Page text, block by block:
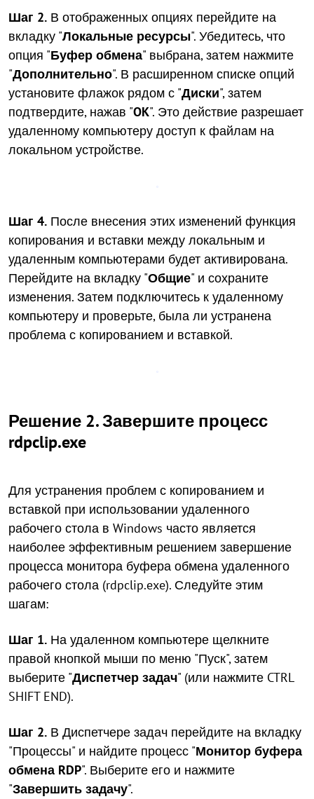
Шаг 2. В отображенных опциях перейдите на
вкладку "Локальные ресурсы". Убедитесь, что
опция "Буфер обмена" выбрана, затем нажмите
"Дополнительно". В расширенном списке опций
установите флажок рядом с "Диски", затем
подтвердите, нажав "OK". Это действие разрешает
удаленному компьютеру доступ к файлам на
локальном устройстве.
Шаг 4. После внесения этих изменений функция
копирования и вставки между локальным и
удаленным компьютерами будет активирована.
Перейдите на вкладку "Общие" и сохраните
изменения. Затем подключитесь к удаленному
компьютеру и проверьте, была ли устранена
проблема с копированием и вставкой.
Решение 2. Завершите процесс
rdpclip.exe
Для устранения проблем с копированием и
вставкой при использовании удаленного
рабочего стола в Windows часто является
наиболее эффективным решением завершение
процесса монитора буфера обмена удаленного
рабочего стола (rdpclip.exe). Следуйте этим
шагам:
Шаг 1. На удаленном компьютере щелкните
правой кнопкой мыши по меню "Пуск", затем
выберите "Диспетчер задач" (или нажмите CTRL
SHIFT END).
Шаг 2. В Диспетчере задач перейдите на вкладку
"Процессы" и найдите процесс "Монитор буфера
обмена RDP". Выберите его и нажмите
"Завершить задачу".